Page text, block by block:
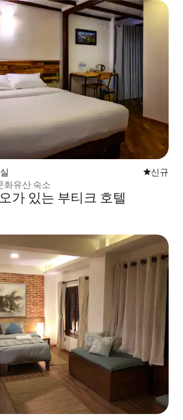
신규 숙소
신규
화유산 숙소
가 있는 부티크 호텔